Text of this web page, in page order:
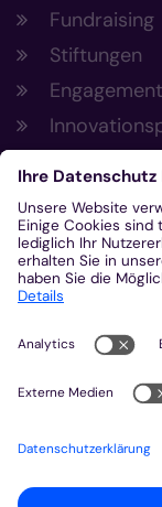
Fundraising
Stiftungen
Aus der
Nachrichten
Amtsblatt
Meldestelle